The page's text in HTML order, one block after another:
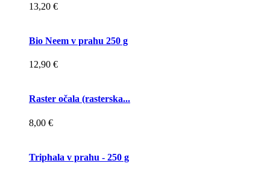
13,20 €
Bio Neem v prahu 250 g
12,90 €
Raster očala (rasterska...
8,00 €
Triphala v prahu - 250 g